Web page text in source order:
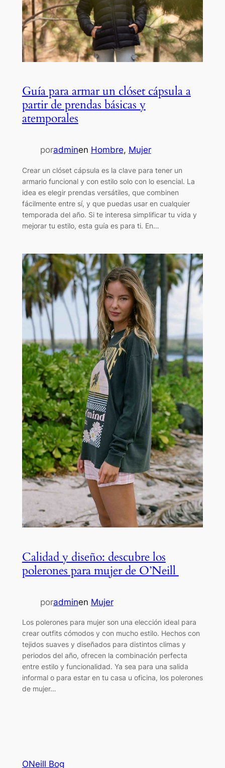
Guía para armar un clóset cápsula a
partir de prendas básicas y
atemporales
poradminen Hombre, Mujer
Crear un clóset cápsula es la clave para tener un
armario funcional y con estilo solo con lo esencial. La
idea es elegir prendas versátiles, que combinen
fácilmente entre sí, y que puedas usar en cualquier
temporada del año. Si te interesa simplificar tu vida y
mejorar tu estilo, esta guía es para ti. En…
Calidad y diseño: descubre los
polerones para mujer de O’Neill
poradminen Mujer
Los polerones para mujer son una elección ideal para
crear outfits cómodos y con mucho estilo. Hechos con
tejidos suaves y diseñados para distintos climas y
periodos del año, ofrecen la combinación perfecta
entre estilo y funcionalidad. Ya sea para una salida
informal o para estar en tu casa u oficina, los polerones
de mujer…
ONeill Bog